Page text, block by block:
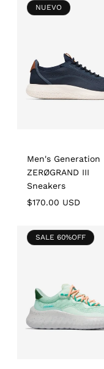
NUEVO
Men's Generation
ZERØGRAND III
Sneakers
Regular
$170.00 USD
SALE 60%OFF